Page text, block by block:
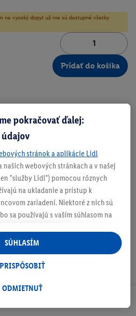
na vysoký dopyt už nie sú dostupné všetky
Pridať do košíka
pokračovať ďalej:
údajov
stránok a aplikácie Lidl
našich webových stránkach a v našej
"služby Lidl") pomocou rôznych
na ukladanie a prístup k
zariadení. Niektoré z nich sú
sa používajú s vaším súhlasom na
rámci služieb Lidl aj mimo nich. Ak
Plus, na tieto účely sa spracúvajú
správania v obchode.
Plus alebo sa prihlásite do svojho
identifikátor z e-mailovej adresy,
ODMIETNUŤ
PRISPÔSOBIŤ
SÚHLASÍM